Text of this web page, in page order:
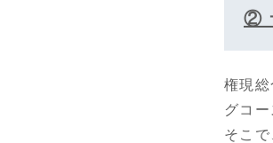
②
権現
グコー
そこ